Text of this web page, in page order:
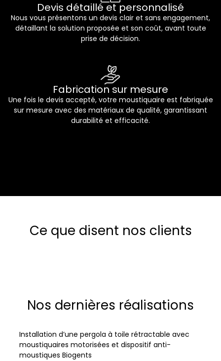
Devis détaillé et personnalisé
Nous vous présentons un devis clair et sans engagement,
détaillant la solution proposée et son coût, avant toute
prise de décision.
Fabrication sur mesure
Une fois le devis accepté, votre moustiquaire est fabriquée
sur mesure avec des matériaux de qualité, garantissant
durabilité et efficacité.
Ce que disent nos clients
Nos dernières réalisations
Installation d’une pergola à toile rétractable avec
moustiquaires motorisées et dispositif anti-
moustiques Biogents